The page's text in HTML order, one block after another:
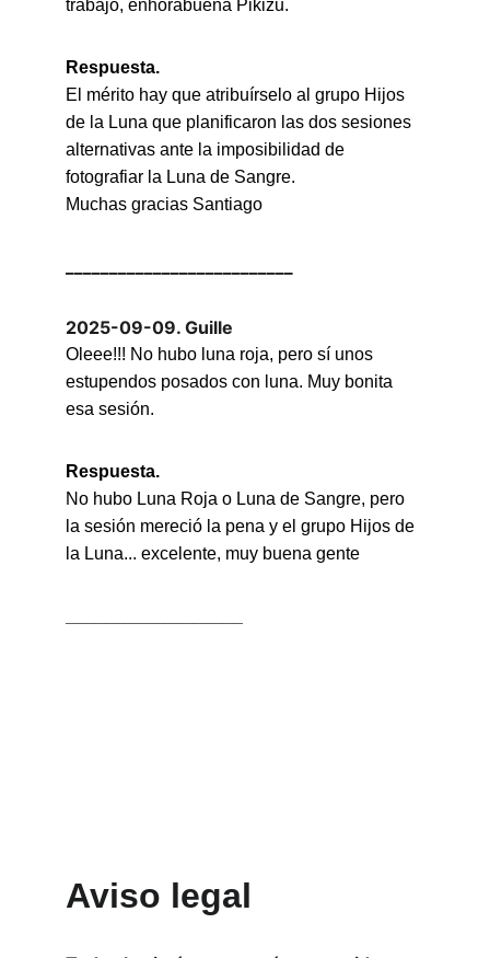
trabajo, enhorabuena Pikizu.
Respuesta.
El mérito hay que atribuírselo al grupo Hijos
de la Luna que planificaron las dos sesiones
alternativas ante la imposibilidad de
fotografiar la Luna de Sangre.
Muchas gracias Santiago
2025-09-09. Guille
Oleee!!! No hubo luna roja, pero sí unos
estupendos posados ​​con luna. Muy bonita
esa sesión.
Respuesta.
No hubo Luna Roja o Luna de Sangre, pero
la sesión mereció la pena y el grupo Hijos de
la Luna... excelente, muy buena gente
Aviso legal